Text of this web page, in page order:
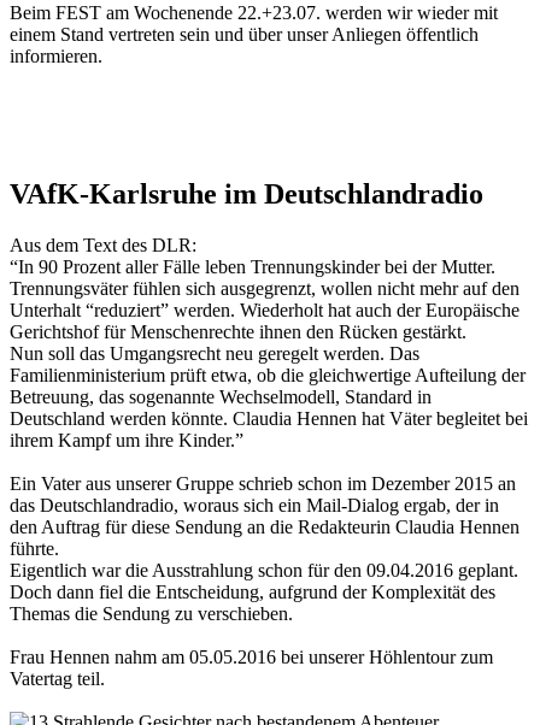
Beim FEST am Wochenende 22.+23.07. werden wir wieder mit
einem Stand vertreten sein und über unser Anliegen öffentlich
informieren.
VAfK-Karlsruhe im Deutschlandradio
Aus dem Text des DLR:
“In 90 Prozent aller Fälle leben Trennungskinder bei der Mutter.
Trennungsväter fühlen sich ausgegrenzt, wollen nicht mehr auf den
Unterhalt “reduziert” werden. Wiederholt hat auch der Europäische
Gerichtshof für Menschenrechte ihnen den Rücken gestärkt.
Nun soll das Umgangsrecht neu geregelt werden. Das
Familienministerium prüft etwa, ob die gleichwertige Aufteilung der
Betreuung, das sogenannte Wechselmodell, Standard in
Deutschland werden könnte. Claudia Hennen hat Väter begleitet bei
ihrem Kampf um ihre Kinder.”
Ein Vater aus unserer Gruppe schrieb schon im Dezember 2015 an
das Deutschlandradio, woraus sich ein Mail-Dialog ergab, der in
den Auftrag für diese Sendung an die Redakteurin Claudia Hennen
führte.
Eigentlich war die Ausstrahlung schon für den 09.04.2016 geplant.
Doch dann fiel die Entscheidung, aufgrund der Komplexität des
Themas die Sendung zu verschieben.
Frau Hennen nahm am 05.05.2016 bei unserer Höhlentour zum
Vatertag teil.